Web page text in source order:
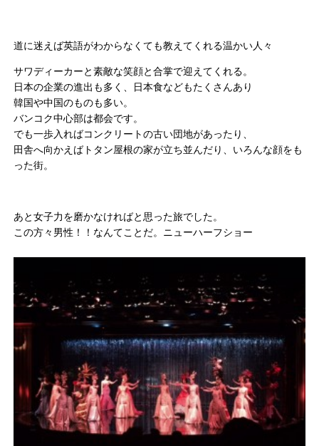
道に迷えば英語がわからなくても教えてくれる温かい人々
サワディーカーと素敵な笑顔と合掌で迎えてくれる。
日本の企業の進出も多く、日本食などもたくさんあり
韓国や中国のものも多い。
バンコク中心部は都会です。
でも一歩入ればコンクリートの古い団地があったり、
田舎へ向かえばトタン屋根の家が立ち並んだり、いろんな顔をも
った街。
あと女子力を磨かなければと思った旅でした。
この方々男性！！なんてことだ。ニューハーフショー